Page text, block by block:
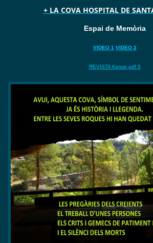
+ LA COVA HOSPITAL DE
Espai de Memòria
VIDEO 1 VIDEO 2
REVISTA Kesse pdf 5